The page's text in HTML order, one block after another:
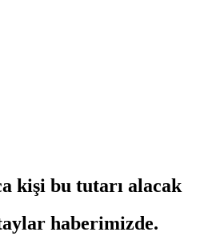
kişi bu tutarı alacak
haberimizde.